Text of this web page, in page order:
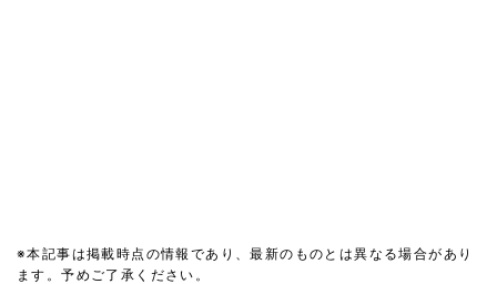
※本記事は掲載時点の情報であり、最新のものとは異なる場合があり
ます。予めご了承ください。